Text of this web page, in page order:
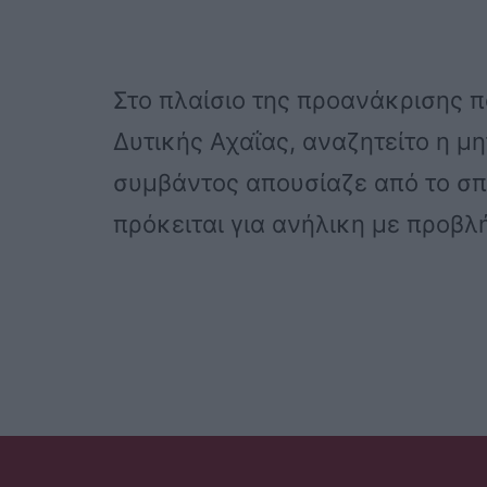
Στο πλαίσιο της προανάκρισης
Δυτικής Αχαΐας, αναζητείτο η
συμβάντος απουσίαζε από το
πρόκειται για ανήλικη με